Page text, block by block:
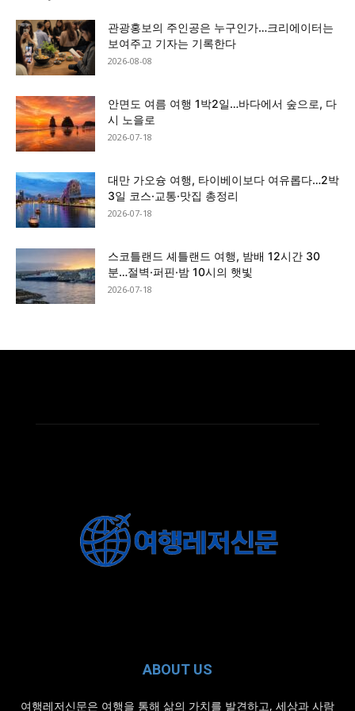
관광홍보의 주인공은 누구인가…크리에이터는
보여주고 기자는 기록한다
2026-08-08
안면도 여름 여행 1박2일…바다에서 숲으로, 다
시 노을로
2026-07-18
대만 가오슝 여행, 타이베이보다 여유롭다…2박
3일 코스·교통·맛집 총정리
2026-07-18
스코틀랜드 셰틀랜드 여행, 밤배 12시간 30
분…절벽·퍼핀·밤 10시의 햇빛
2026-07-18
ABOUT US
여행레저신문은 여행을 통해 삶의 가치를 발견하고, 세상과 사람